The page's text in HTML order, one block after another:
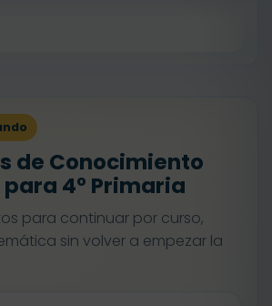
de Conocimiento
4º Primaria
para continuar por curso,
sin volver a empezar la